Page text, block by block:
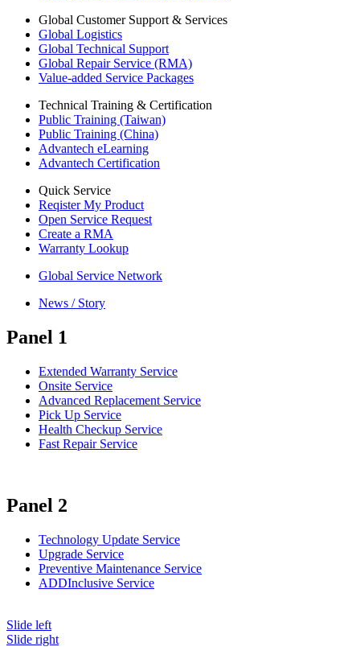
Global Customer Support & Services
Global Logistics
Global Technical Support
Global Repair Service (RMA)
Value-added Service Packages
Technical Training & Certification
Public Training (Taiwan)
Public Training (China)
Advantech eLearning
Advantech Certification
Quick Service
Reqister My Product
Open Service Request
Create a RMA
Warranty Lookup
Global Service Network
News / Story
Panel 1
Extended Warranty Service
Onsite Service
Advanced Replacement Service
Pick Up Service
Health Checkup Service
Fast Repair Service
Panel 2
Technology Update Service
Upgrade Service
Preventive Maintenance Service
ADDInclusive Service
Slide left
Slide right